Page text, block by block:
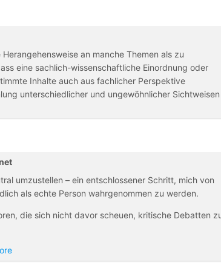
an manche Themen als zu
eine sachlich-wissenschaftliche Einordnung oder
Inhalte auch aus fachlicher Perspektive
unterschiedlicher und ungewöhnlicher Sichtweisen
umzustellen – ein entschlossener Schritt, mich von
als echte Person wahrgenommen zu werden.
die sich nicht davor scheuen, kritische Debatten